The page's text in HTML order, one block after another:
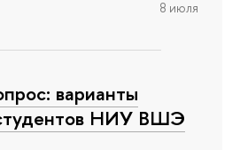
8 июля
варианты
НИУ ВШЭ